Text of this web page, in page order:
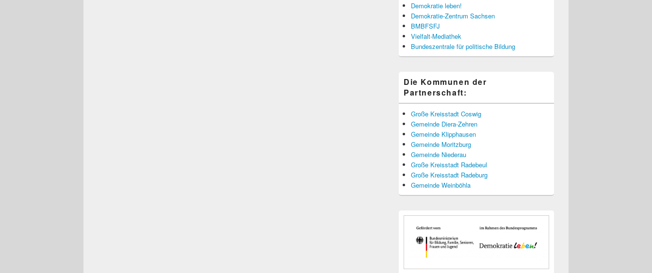
Demokratie leben!
Demokratie-Zentrum Sachsen
BMBFSFJ
Vielfalt-Mediathek
Bundeszentrale für politische Bildung
Die Kommunen der
Partnerschaft:
Große Kreisstadt Coswig
Gemeinde Diera-Zehren
Gemeinde Klipphausen
Gemeinde Moritzburg
Gemeinde Niederau
Große Kreisstadt Radebeul
Große Kreisstadt Radeburg
Gemeinde Weinböhla